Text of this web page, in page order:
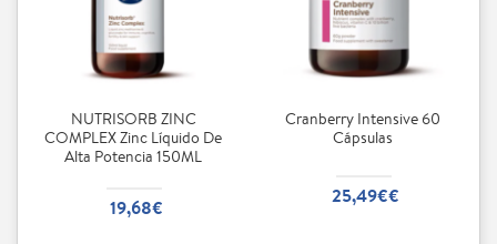
NUTRISORB ZINC
COMPLEX Zinc Líquido De
Alta Potencia 150ML
19,68€
Cranberry Intensive 60
Cápsulas
25,49€€